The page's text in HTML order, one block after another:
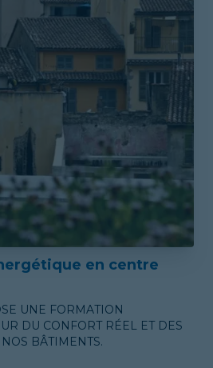
en centre
UNE FORMATION
DU CONFORT RÉEL ET DES
BÂTIMENTS.